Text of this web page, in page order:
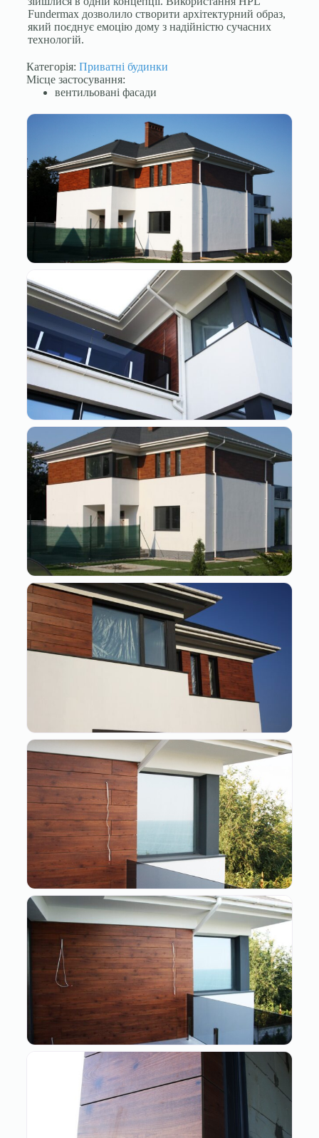
Fundermax дозволило створити архітектурний образ,
який поєднує емоцію дому з надійністю сучасних
технологій.
Категорія: Приватні будинки
Місце застосування:
вентильовані фасади